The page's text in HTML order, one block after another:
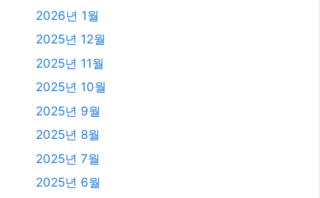
2026년 1월
2025년 12월
2025년 11월
2025년 10월
2025년 9월
2025년 8월
2025년 7월
2025년 6월